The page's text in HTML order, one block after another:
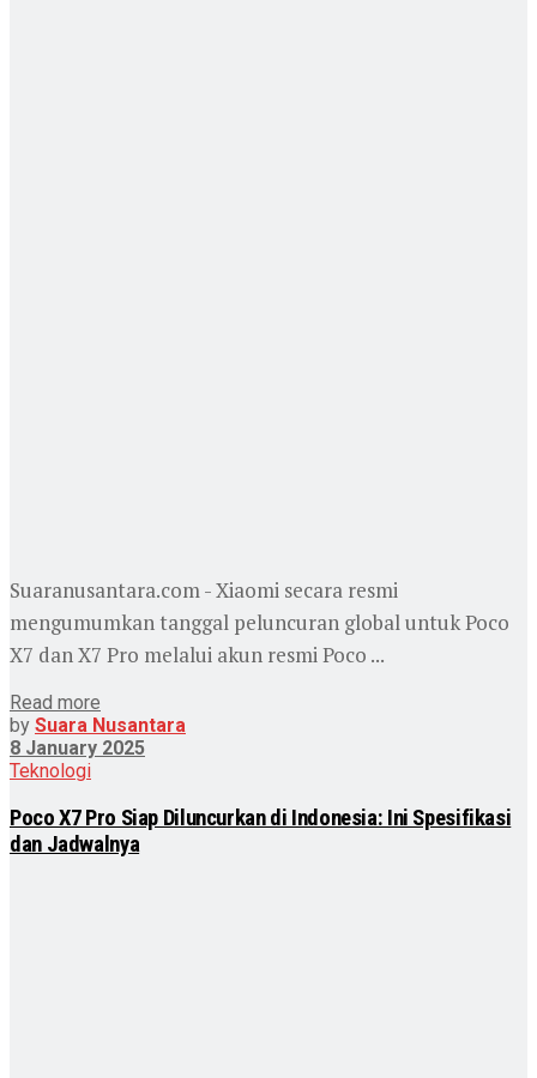
Suaranusantara.com - Xiaomi secara resmi
mengumumkan tanggal peluncuran global untuk Poco
X7 dan X7 Pro melalui akun resmi Poco ...
Read more
by Suara Nusantara
8 January 2025
Teknologi
Poco X7 Pro Siap Diluncurkan di Indonesia: Ini Spesifikasi
dan Jadwalnya